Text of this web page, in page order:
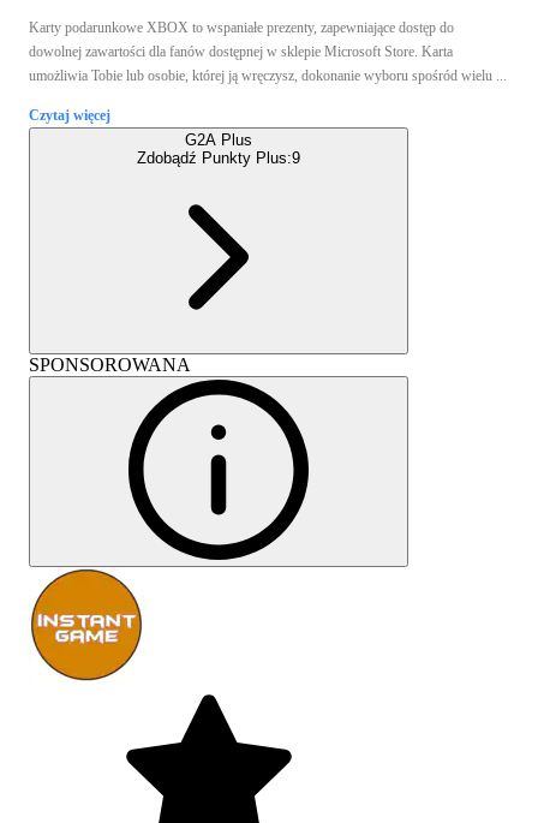
Karty podarunkowe XBOX to wspaniałe prezenty, zapewniające dostęp do
dowolnej zawartości dla fanów dostępnej w sklepie Microsoft Store. Karta
umożliwia Tobie lub osobie, której ją wręczysz, dokonanie wyboru spośród wielu ...
Czytaj więcej
G2A Plus
Zdobądź Punkty Plus:9
SPONSOROWANA